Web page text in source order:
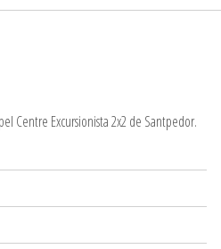
Centre Excursionista 2x2 de Santpedor.